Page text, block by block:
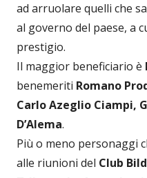
ad arruolare quelli che
al governo del paese, a
prestigio.
Il maggior beneficiario è
benemeriti Romano
Carlo Azeglio Ciampi,
D’Alema.
Più o meno personaggi
alle riunioni del Club